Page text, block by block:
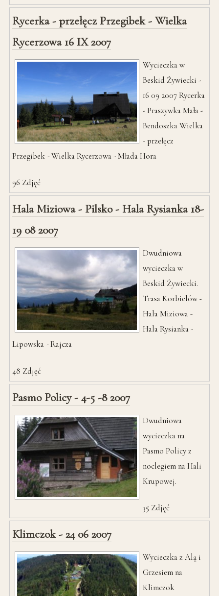
Rycerka - przełęcz Przegibek - Wielka
Rycerzowa 16 IX 2007
Wycieczka w
Beskid Żywiecki -
16 09 2007 Rycerka
- Praszywka Mała -
Bendoszka Wielka
- przełęcz
Przegibek - Wielka Rycerzowa - Młada Hora
96 Zdjęć
Hala Miziowa - Pilsko - Hala Rysianka 18-
19 08 2007
Dwudniowa
wycieczka w
Beskid Żywiecki.
Trasa Korbielów -
Hala Miziowa -
Hala Rysianka -
Lipowska - Rajcza
48 Zdjęć
Pasmo Policy - 4-5 -8 2007
Dwudniowa
wycieczka na
Pasmo Policy z
noclegiem na Hali
Krupowej.
35 Zdjęć
Klimczok - 24 06 2007
Wycieczka z Alą i
Grzesiem na
Klimczok